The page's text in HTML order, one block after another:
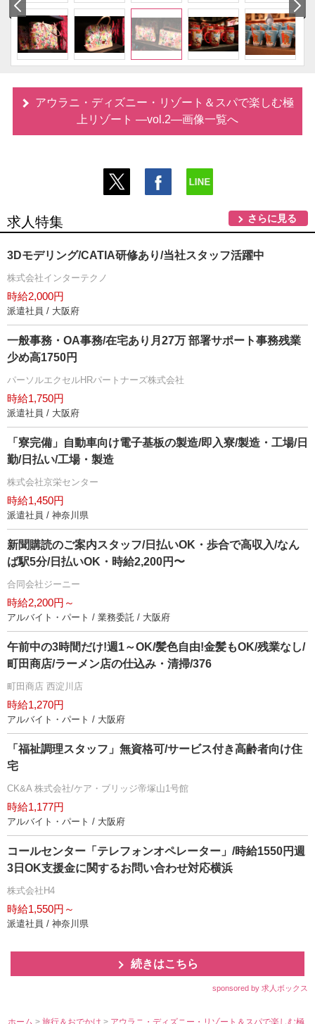
アウラニ・ディズニー・リゾート＆スパで楽しむ極
上リゾート ―vol.2―画像一覧へ
求人特集 さらに見る
3Dモデリング/CATIA研修あり/当社スタッフ活躍中
株式会社インターテクノ
時給2,000円
派遣社員 / 大阪府
一般事務・OA事務/在宅あり月27万 部署サポート事務残業
少め高1750円
パーソルエクセルHRパートナーズ株式会社
時給1,750円
派遣社員 / 大阪府
「寮完備」自動車向け電子基板の製造/即入寮/製造・工場/日
勤/日払い/工場・製造
株式会社京栄センター
時給1,450円
派遣社員 / 神奈川県
新聞購読のご案内スタッフ/日払いOK・歩合で高収入/なん
ば駅5分/日払いOK・時給2,200円〜
合同会社ジーニー
時給2,200円～
アルバイト・パート / 業務委託 / 大阪府
午前中の3時間だけ!週1～OK/髪色自由!金髪もOK/残業なし/
町田商店/ラーメン店の仕込み・清掃/376
町田商店 西淀川店
時給1,270円
アルバイト・パート / 大阪府
「福祉調理スタッフ」無資格可/サービス付き高齢者向け住
宅
CK&A 株式会社/ケア・ブリッジ帝塚山1号館
時給1,177円
アルバイト・パート / 大阪府
コールセンター「テレフォンオペレーター」/時給1550円週
3日OK支援金に関するお問い合わせ対応横浜
株式会社H4
時給1,550円～
派遣社員 / 神奈川県
続きはこちら
sponsored by 求人ボックス